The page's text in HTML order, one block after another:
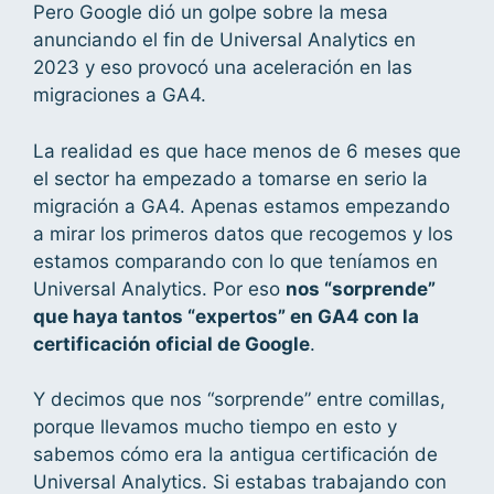
Pero Google dió un golpe sobre la mesa
anunciando el fin de Universal Analytics en
2023 y eso provocó una aceleración en las
migraciones a GA4.
La realidad es que hace menos de 6 meses que
el sector ha empezado a tomarse en serio la
migración a GA4. Apenas estamos empezando
a mirar los primeros datos que recogemos y los
estamos comparando con lo que teníamos en
Universal Analytics. Por eso nos “sorprende”
que haya tantos “expertos” en GA4 con la
certificación oficial de Google.
Y decimos que nos “sorprende” entre comillas,
porque llevamos mucho tiempo en esto y
sabemos cómo era la antigua certificación de
Universal Analytics. Si estabas trabajando con